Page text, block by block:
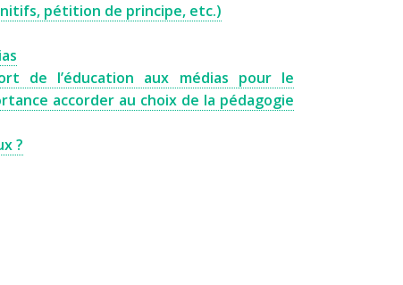
pétition de principe, etc.)
de l’éducation aux médias pour le
accorder au choix de la pédagogie
?